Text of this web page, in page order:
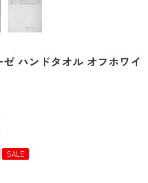
ハンドタオル オフホワイ
SALE